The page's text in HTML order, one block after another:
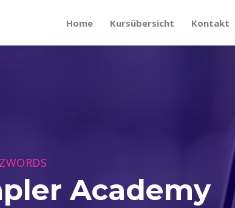
Home Kursübersicht Kontakt
Academy